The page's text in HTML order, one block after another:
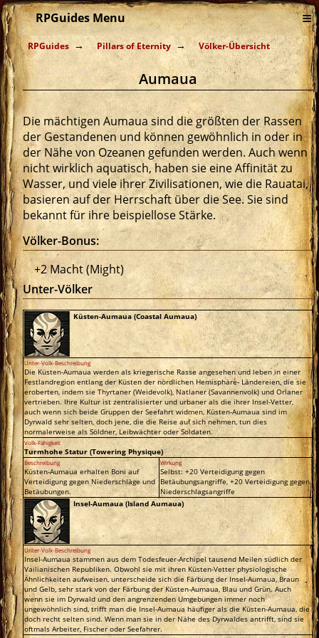
RPGuides Menu ≡
RPGuides Pillars of Eternity Völker-Übersicht
Aumaua
Die mächtigen Aumaua sind die größten der Rassen
der Gestandenen und können gewöhnlich in oder in
der Nähe von Ozeanen gefunden werden. Auch wenn
nicht wirklich aquatisch, haben sie eine Affinität zu
Wasser, und viele ihrer Zivilisationen, wie die Rauatai,
basieren auf der Herrschaft über die See. Sie sind
bekannt für ihre beispiellose Stärke.
Völker-Bonus:
+2 Macht (Might)
Unter-Völker
Küsten-Aumaua (Coastal Aumaua)
Unter-Volk-Beschreibung
Die Küsten-Aumaua werden als kriegerische Rasse angesehen und leben in einer
Festlandregion entlang der Küsten der nördlichen Hemisphäre- Ländereien, die sie
eroberten, indem sie Thyrtaner (Weidevolk), Natlaner (Savannenvolk) und Orlaner
vertrieben. Ihre Kultur ist zentralisierter und urbaner als die ihrer Insel-Vetter,
auch wenn sich beide Gruppen der Seefahrt widmen, Küsten-Aumaua sind im
Dyrwald sehr selten, doch jene, die die Reise auf sich nehmen, tun dies
normalerweise als Söldner, Leibwächter oder Soldaten.
Volk-Fähigkeit
Turmhohe Statur (Towering Physique)
Beschreibung
Küsten-Aumaua erhalten Boni auf
Verteidigung gegen Niederschläge und
Betäubungen.
Wirkung
Selbst: +20 Verteidigung gegen
Betäubungsangriffe, +20 Verteidigung gegen
Niederschlagsangriffe
Insel-Aumaua (Island Aumaua)
Unter-Volk-Beschreibung
Insel-Aumaua stammen aus dem Todesfeuer-Archipel tausend Meilen südlich der
Vailianischen Republiken. Obwohl sie mit ihren Küsten-Vetter physiologische
Ähnlichkeiten aufweisen, unterscheide sich die Färbung der Insel-Aumaua, Braun
und Gelb, sehr stark von der Färbung der Küsten-Aumaua, Blau und Grün. Auch
wenn sie im Dyrwald und den angrenzenden Umgebungen immer noch
ungewöhnlich sind, trifft man die Insel-Aumaua häufiger als die Küsten-Aumaua, die
doch recht selten sind. Wenn man sie in der Nähe des Dyrwaldes antrifft, sind sie
oftmals Arbeiter, Fischer oder Seefahrer.